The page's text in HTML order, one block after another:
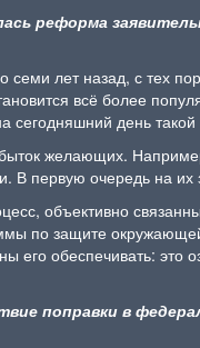
реформа
лет назад, с тех
всё более
сегодняшний день
желающих.
В первую очередь на
объективно
по защите
его обеспечивать:
поправки в